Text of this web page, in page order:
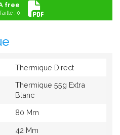
free
: 0
Thermique Direct
Thermique 55g Extra
Blanc
80 Mm
42 Mm